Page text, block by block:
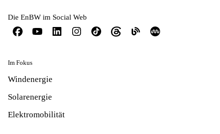
Die EnBW im Social Web
Im Fokus
Windenergie
Solarenergie
Elektromobilität